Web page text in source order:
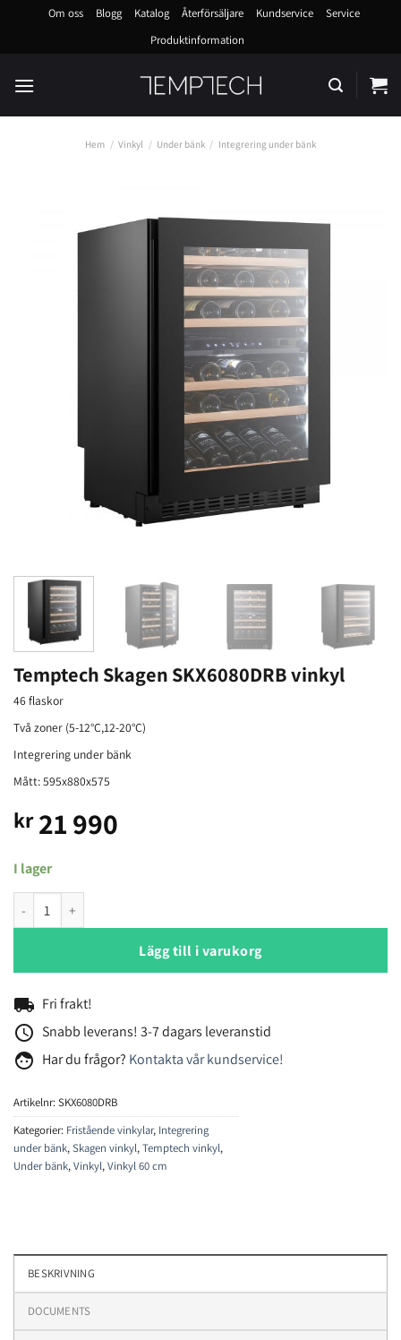
Om oss Blogg Katalog Återförsäljare Kundservice
Service
Produktinformation
Hem / Vinkyl / Under bänk / Integrering under bänk
Temptech Skagen SKX6080DRB vinkyl
46 flaskor
Två zoner (5-12°C,12-20°C)
Integrering under bänk
Mått: 595x880x575
kr21 990
I lager
Temptech Skagen SKX6080DRB vinkyl mängd
Lägg till i varukorg
local_shipping Fri frakt!
access_time Snabb leverans! 3-7 dagars leveranstid
face Har du frågor? Kontakta vår kundservice!
Artikelnr:SKX6080DRB
Kategorier: Fristående vinkylar, Integrering
under bänk,Skagen vinkyl,Temptech vinkyl,
Under bänk,Vinkyl,Vinkyl 60 cm
BESKRIVNING
DOCUMENTS